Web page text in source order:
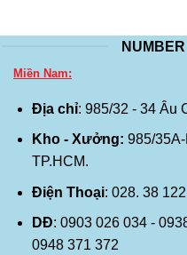
Miền Nam:
Địa chỉ: 985/32 - 34 Âu
Kho - Xưởng: 985/
TP.HCM.
Điện Thoại: 028. 38
DĐ: 0903 026 034 -
0948 371 372